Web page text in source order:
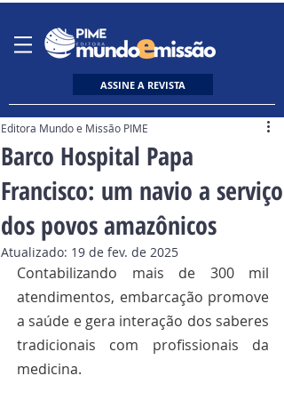
ASSINE A REVISTA
Barco Hospital Papa
Francisco: um navio a serviço
dos povos amazônicos
Editora Mundo e Missão PIME
Atualizado: 19 de fev. de 2025
Contabilizando mais de 300 mil
atendimentos, embarcação promove
a saúde e gera interação dos saberes
tradicionais com profissionais da
medicina.